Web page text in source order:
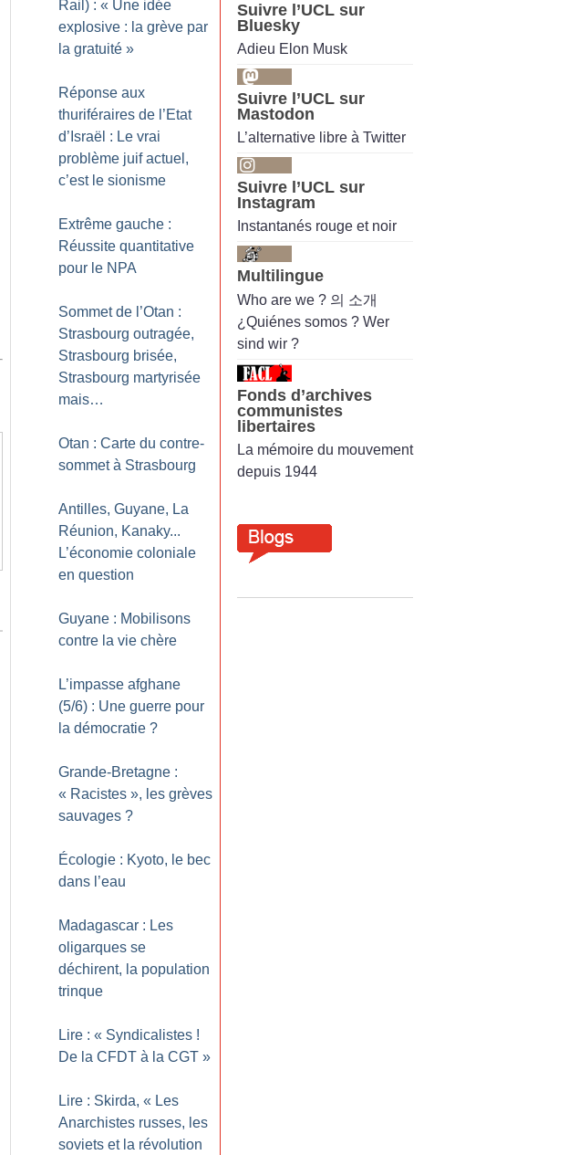
Rail) : « Une idée
explosive : la grève par
la gratuité »
Réponse aux
thuriféraires de l’Etat
d’Israël : Le vrai
problème juif actuel,
c’est le sionisme
Extrême gauche :
Réussite quantitative
pour le NPA
Sommet de l’Otan :
Strasbourg outragée,
Strasbourg brisée,
Strasbourg martyrisée
mais…
Otan : Carte du contre-
sommet à Strasbourg
Antilles, Guyane, La
Réunion, Kanaky...
L’économie coloniale
en question
Guyane : Mobilisons
contre la vie chère
L’impasse afghane
(5/6) : Une guerre pour
la démocratie ?
Grande-Bretagne :
« Racistes », les grèves
sauvages ?
Écologie : Kyoto, le bec
dans l’eau
Madagascar : Les
oligarques se
déchirent, la population
trinque
Lire : « Syndicalistes !
De la CFDT à la CGT »
Lire : Skirda, « Les
Anarchistes russes, les
soviets et la révolution
Suivre l’UCL sur
Bluesky
Adieu Elon Musk
Suivre l’UCL sur
Mastodon
L’alternative libre à Twitter
Suivre l’UCL sur
Instagram
Instantanés rouge et noir
Multilingue
Who are we ? 의 소개
¿Quiénes somos ? Wer
sind wir ?
Fonds d’archives
communistes
libertaires
La mémoire du mouvement
depuis 1944